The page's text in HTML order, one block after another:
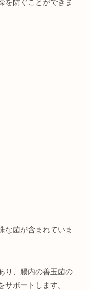
を防ぐことができま
な菌が含まれていま
り、腸内の善玉菌の
ポートします。